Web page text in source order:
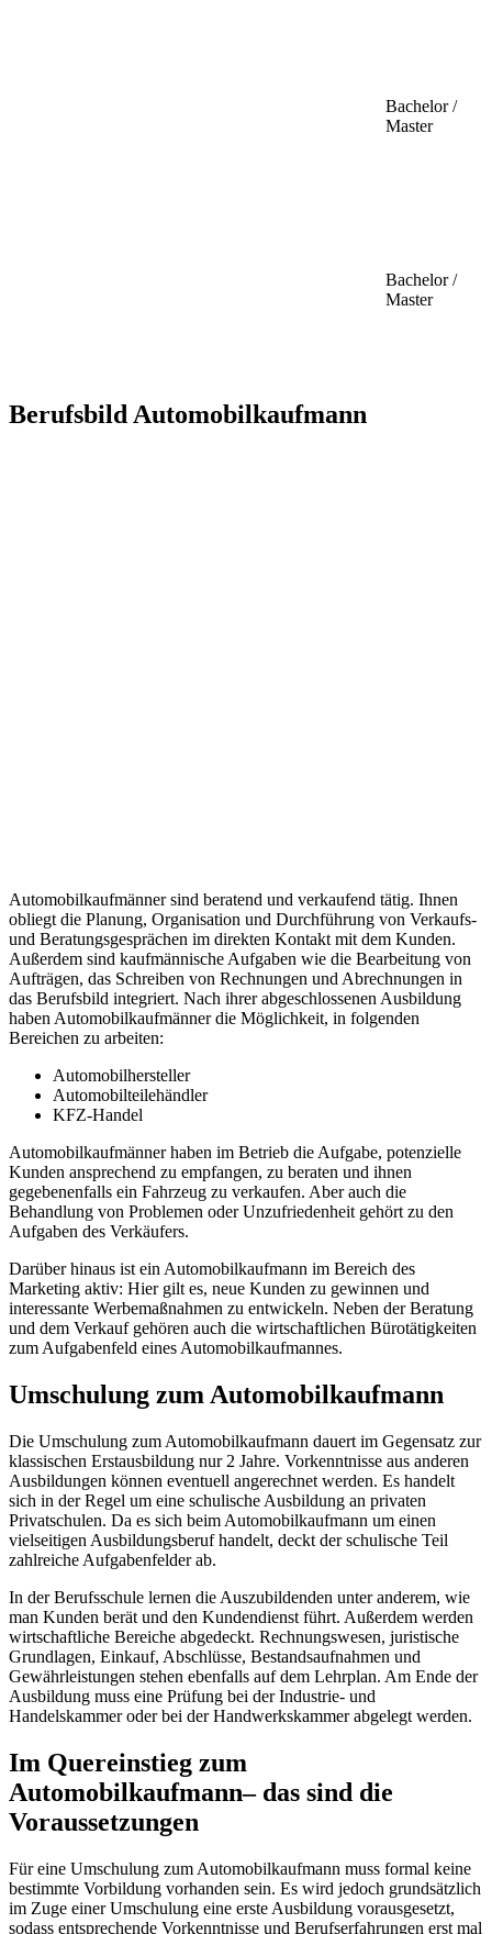
Bachelor /
Master
Bachelor /
Master
Berufsbild Automobilkaufmann
Automobilkaufmänner sind beratend und verkaufend tätig. Ihnen
obliegt die Planung, Organisation und Durchführung von Verkaufs-
und Beratungsgesprächen im direkten Kontakt mit dem Kunden.
Außerdem sind kaufmännische Aufgaben wie die Bearbeitung von
Aufträgen, das Schreiben von Rechnungen und Abrechnungen in
das Berufsbild integriert. Nach ihrer abgeschlossenen Ausbildung
haben Automobilkaufmänner die Möglichkeit, in folgenden
Bereichen zu arbeiten:
Automobilhersteller
Automobilteilehändler
KFZ-Handel
Automobilkaufmänner haben im Betrieb die Aufgabe, potenzielle
Kunden ansprechend zu empfangen, zu beraten und ihnen
gegebenenfalls ein Fahrzeug zu verkaufen. Aber auch die
Behandlung von Problemen oder Unzufriedenheit gehört zu den
Aufgaben des Verkäufers.
Darüber hinaus ist ein Automobilkaufmann im Bereich des
Marketing aktiv: Hier gilt es, neue Kunden zu gewinnen und
interessante Werbemaßnahmen zu entwickeln. Neben der Beratung
und dem Verkauf gehören auch die wirtschaftlichen Bürotätigkeiten
zum Aufgabenfeld eines Automobilkaufmannes.
Umschulung zum Automobilkaufmann
Die Umschulung zum Automobilkaufmann dauert im Gegensatz zur
klassischen Erstausbildung nur 2 Jahre. Vorkenntnisse aus anderen
Ausbildungen können eventuell angerechnet werden. Es handelt
sich in der Regel um eine schulische Ausbildung an privaten
Privatschulen. Da es sich beim Automobilkaufmann um einen
vielseitigen Ausbildungsberuf handelt, deckt der schulische Teil
zahlreiche Aufgabenfelder ab.
In der Berufsschule lernen die Auszubildenden unter anderem, wie
man Kunden berät und den Kundendienst führt. Außerdem werden
wirtschaftliche Bereiche abgedeckt. Rechnungswesen, juristische
Grundlagen, Einkauf, Abschlüsse, Bestandsaufnahmen und
Gewährleistungen stehen ebenfalls auf dem Lehrplan. Am Ende der
Ausbildung muss eine Prüfung bei der Industrie- und
Handelskammer oder bei der Handwerkskammer abgelegt werden.
Im Quereinstieg zum
Automobilkaufmann– das sind die
Voraussetzungen
Für eine Umschulung zum Automobilkaufmann muss formal keine
bestimmte Vorbildung vorhanden sein. Es wird jedoch grundsätzlich
im Zuge einer Umschulung eine erste Ausbildung vorausgesetzt,
sodass entsprechende Vorkenntnisse und Berufserfahrungen erst mal